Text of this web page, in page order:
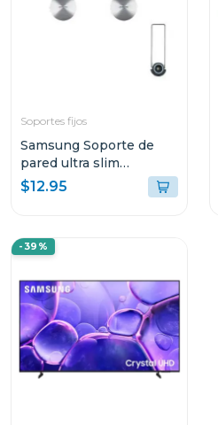
Soportes fijos
Samsung Soporte de
pared ultra slim
wmn2000
$12.95
-39%